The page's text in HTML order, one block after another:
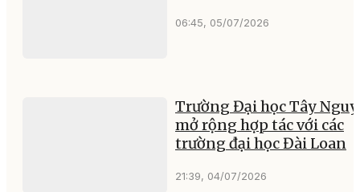
06:45, 05/07/2026
Trường Đại học Tây
mở rộng hợp tác với các
trường đại học Đài Loan
21:39, 04/07/2026